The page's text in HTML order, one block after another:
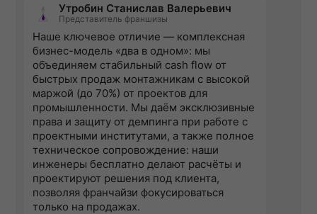
Утробин Станислав Валерьевич
Представитель франшизы
Наше ключевое отличие — комплексная
бизнес-модель «два в одном»: мы
объединяем стабильный cash flow от
быстрых продаж монтажникам с высокой
маржой (до 70%) от проектов для
промышленности. Мы даём эксклюзивные
права и защиту от демпинга при работе с
проектными институтами, а также полное
техническое сопровождение: наши
инженеры бесплатно делают расчёты и
проектируют решения под клиента,
позволяя франчайзи фокусироваться
только на продажах.